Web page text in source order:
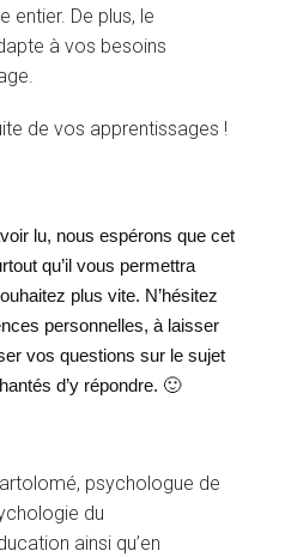
entier. De plus, le
à vos besoins
de vos apprentissages !
lu, nous espérons que cet
qu’il vous permettra
plus vite. N’hésitez
personnelles, à laisser
vos questions sur le sujet
d’y répondre. 🙂
psychologue de
du
ainsi qu’en